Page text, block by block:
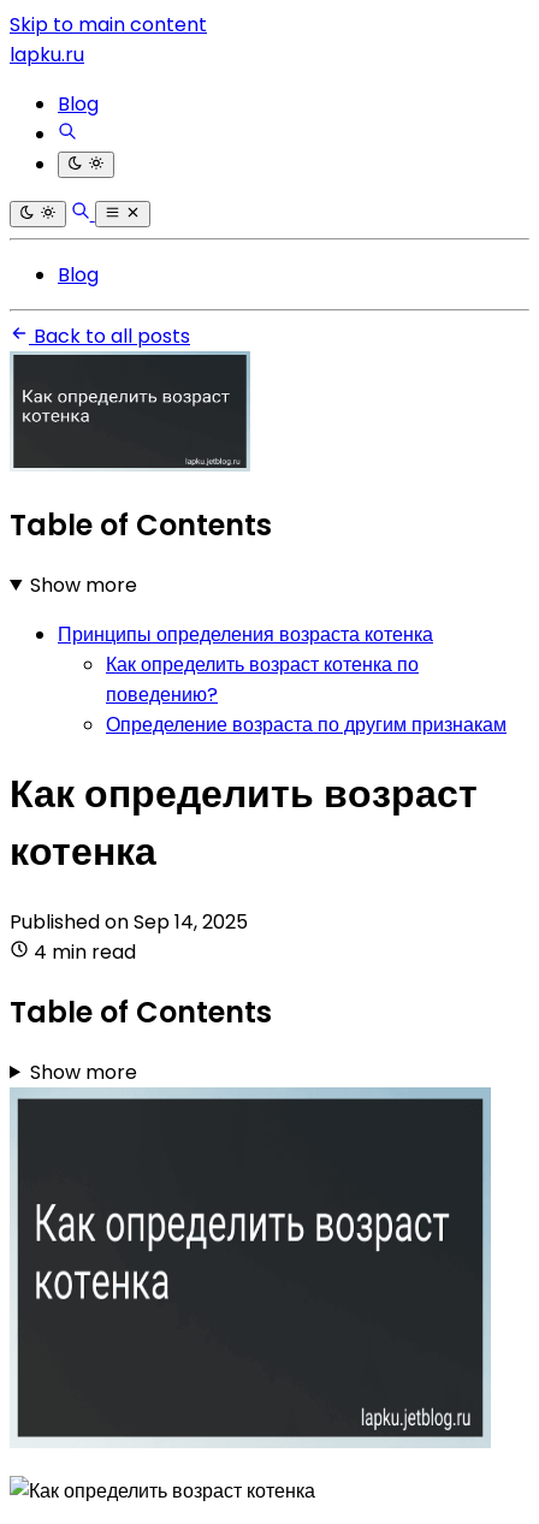
Skip to main content
lapku.ru
Blog
Blog
Back to all posts
Table of Contents
Show more
Принципы определения возраста котенка
Как определить возраст котенка по
поведению?
Определение возраста по другим признакам
Как определить возраст
котенка
Published onSep 14, 2025
4 min read
Table of Contents
Show more